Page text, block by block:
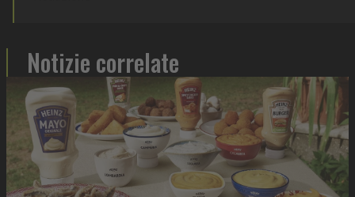
Notizie correlate